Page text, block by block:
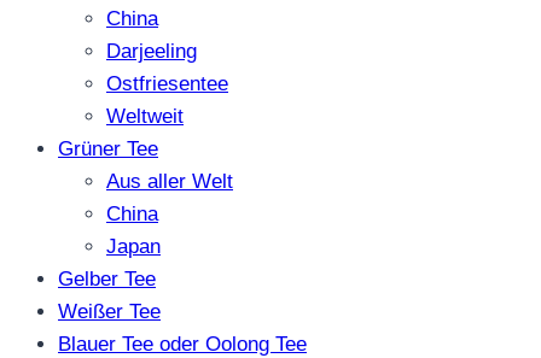
China
Darjeeling
Ostfriesentee
Weltweit
Grüner Tee
Aus aller Welt
China
Japan
Gelber Tee
Weißer Tee
Blauer Tee oder Oolong Tee